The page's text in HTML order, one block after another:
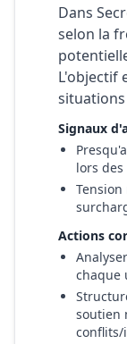
Dans
selon la
L'objectif
Signaux
lors
Actions
chaque
soutien
conflits/